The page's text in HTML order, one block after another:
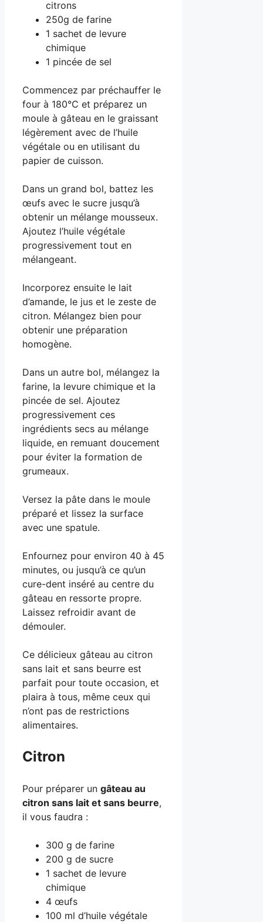
citrons
250g de farine
1 sachet de levure
chimique
1 pincée de sel
Commencez par préchauffer le
four à 180°C et préparez un
moule à gâteau en le graissant
légèrement avec de l’huile
végétale ou en utilisant du
papier de cuisson.
Dans un grand bol, battez les
œufs avec le sucre jusqu’à
obtenir un mélange mousseux.
Ajoutez l’huile végétale
progressivement tout en
mélangeant.
Incorporez ensuite le lait
d’amande, le jus et le zeste de
citron. Mélangez bien pour
obtenir une préparation
homogène.
Dans un autre bol, mélangez la
farine, la levure chimique et la
pincée de sel. Ajoutez
progressivement ces
ingrédients secs au mélange
liquide, en remuant doucement
pour éviter la formation de
grumeaux.
Versez la pâte dans le moule
préparé et lissez la surface
avec une spatule.
Enfournez pour environ 40 à 45
minutes, ou jusqu’à ce qu’un
cure-dent inséré au centre du
gâteau en ressorte propre.
Laissez refroidir avant de
démouler.
Ce délicieux gâteau au citron
sans lait et sans beurre est
parfait pour toute occasion, et
plaira à tous, même ceux qui
n’ont pas de restrictions
alimentaires.
Citron
Pour préparer un gâteau au
citron sans lait et sans beurre,
il vous faudra :
300 g de farine
200 g de sucre
1 sachet de levure
chimique
4 œufs
100 ml d’huile végétale